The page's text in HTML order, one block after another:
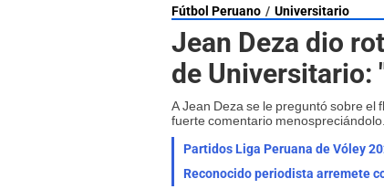
Fútbol Peruano Universitario
Jean Deza dio
de Universitario:
A Jean Deza se le preguntó sobre el
fuerte comentario menospreciándolo.
Partidos Liga Peruana de Vóley
Reconocido periodista arremete